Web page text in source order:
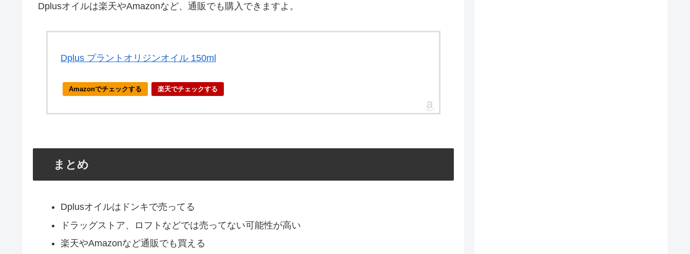
Dplusオイルは楽天やAmazonなど、通販でも購入できますよ。
Dplus プラントオリジンオイル 150ml
Amazonでチェックする 楽天でチェックする
まとめ
Dplusオイルはドンキで売ってる
ドラッグストア、ロフトなどでは売ってない可能性が高い
楽天やAmazonなど通販でも買える